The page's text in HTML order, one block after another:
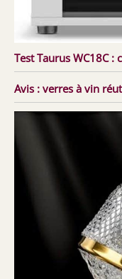
Test Taurus WC18C
Avis : verres à vin